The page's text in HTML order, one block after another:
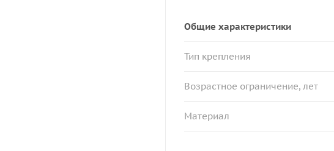
Общие характеристики
Тип крепления
Возрастное ограничение, лет
Материал